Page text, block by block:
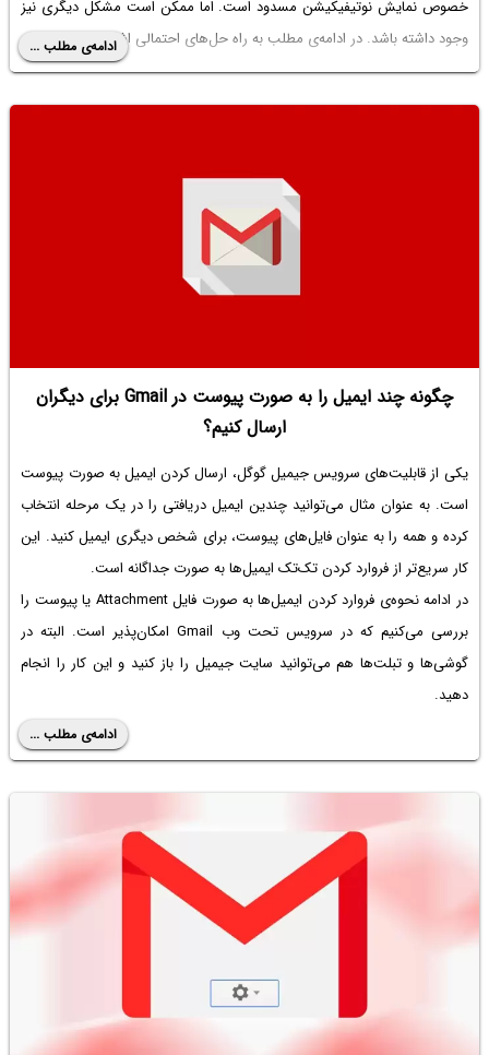
خصوص نمایش نوتیفیکیشن مسدود است. اما ممکن است مشکل دیگری نیز
وجود داشته باشد. در ادامه‌ی مطلب به راه حل‌های احتمالی اشاره خواهیم کرد.
ادامه‌ی مطلب ...
چگونه چند ایمیل را به صورت پیوست در Gmail برای دیگران
ارسال کنیم؟
یکی از قابلیت‌های سرویس جیمیل گوگل، ارسال کردن ایمیل به صورت پیوست
است. به عنوان مثال می‌توانید چندین ایمیل دریافتی را در یک مرحله انتخاب
کرده و همه را به عنوان فایل‌های پیوست، برای شخص دیگری ایمیل کنید. این
کار سریع‌تر از فروارد کردن تک‌تک ایمیل‌ها به صورت جداگانه است.
در ادامه نحوه‌ی فروارد کردن ایمیل‌ها به صورت فایل Attachment یا پیوست را
بررسی می‌کنیم که در سرویس تحت وب Gmail امکان‌پذیر است. البته در
گوشی‌ها و تبلت‌ها هم می‌توانید سایت جیمیل را باز کنید و این کار را انجام
دهید.
ادامه‌ی مطلب ...